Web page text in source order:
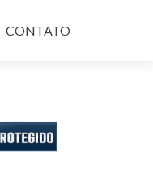
CONTATO